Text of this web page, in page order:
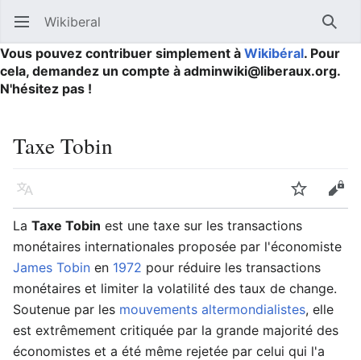
Ouvrir le menu principal Wikiberal
Vous pouvez contribuer simplement à Wikibéral. Pour
cela, demandez un compte à adminwiki@liberaux.org.
N'hésitez pas !
Taxe Tobin
Langue Suivre
La Taxe Tobin est une taxe sur les transactions
monétaires internationales proposée par l'économiste
James Tobin en 1972 pour réduire les transactions
monétaires et limiter la volatilité des taux de change.
Soutenue par les mouvements altermondialistes, elle
est extrêmement critiquée par la grande majorité des
économistes et a été même rejetée par celui qui l'a